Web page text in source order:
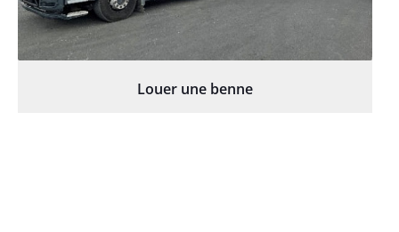
Louer une benne